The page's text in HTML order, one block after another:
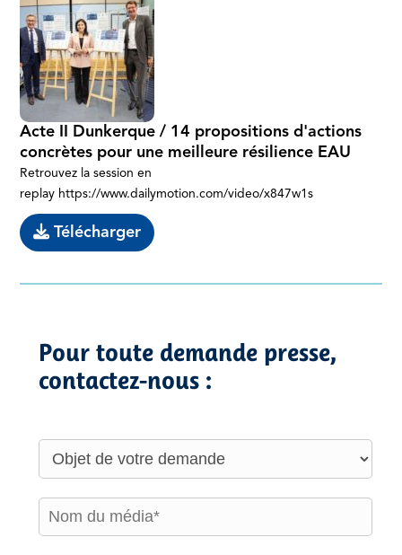
Acte II Dunkerque / 14 propositions d'actions
concrètes pour une meilleure résilience EAU
Retrouvez la session en
replay https://www.dailymotion.com/video/x847w1s
Télécharger
Pour toute demande presse,
contactez-nous :